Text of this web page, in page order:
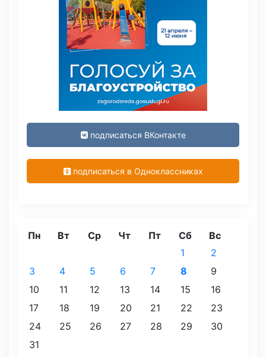
подписаться ВКонтакте
подписаться в Одноклассниках
Пн Вт Ср Чт Пт Сб
Вс
1
2
3
4 5 6 7 8
9
10
11 12 13 14 15
16
17
18 19 20 21 22
23
24
25 26 27 28 29
30
31